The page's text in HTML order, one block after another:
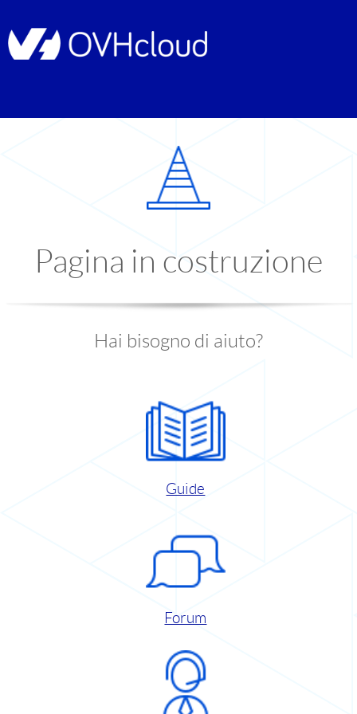
Pagina in costruzione
Hai bisogno di aiuto?
Guide
Forum